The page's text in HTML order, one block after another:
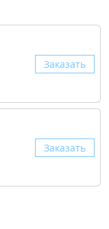
Заказать
Заказать